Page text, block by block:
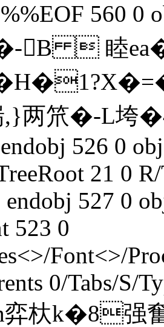
560 0
B  睦
笊�- L垮
526 0
21 0
endobj 527 0
523 0
Font<>/
0/Tabs/S/
杕k�8强奮